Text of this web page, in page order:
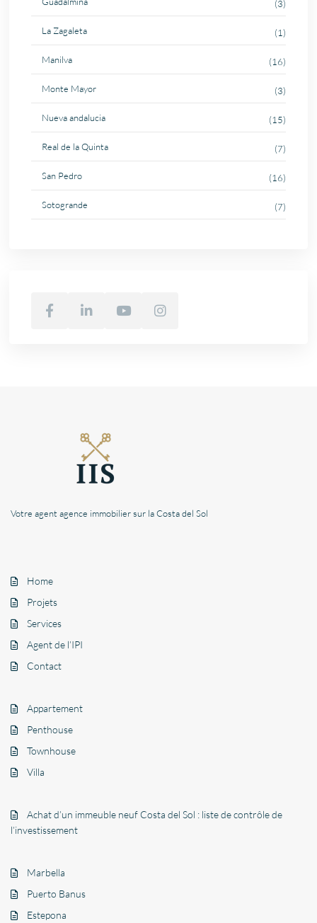
(3)
La Zagaleta (1)
Manilva (16)
Monte Mayor (3)
Nueva andalucia (15)
Real de la Quinta (7)
San Pedro (16)
Sotogrande (7)
Votre agent agence immobilier sur la Costa del Sol
Home
Projets
Services
Agent de l’IPI
Contact
Appartement
Penthouse
Townhouse
Villa
Achat d’un immeuble neuf Costa del Sol : liste de contrôle de
l’investissement
Marbella
Puerto Banus
Estepona